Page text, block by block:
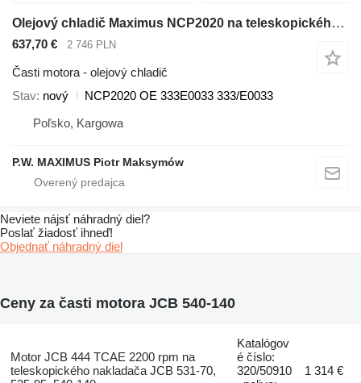
Olejový chladič Maximus NCP2020 na teleskopického nakladača JCB 536-70 536-60 531-70 541-70 560-80 535-95 550-80 540-140 540-200 540-170 550-140 550-170
637,70 € 2 746 PLN
Časti motora - olejový chladič
Stav nový
NCP2020 OE 333E0033 333/E0033
Poľsko, Kargowa
P.W. MAXIMUS Piotr Maksymów
Neviete nájsť náhradný diel?
Poslať žiadosť ihneď!
Objednať náhradný diel
Ceny za časti motora JCB 540-140
Motor JCB 444 TCAE 2200 rpm na
teleskopického nakladača JCB 531-70,
Katalógov
é číslo:
320/50910
1 314 €